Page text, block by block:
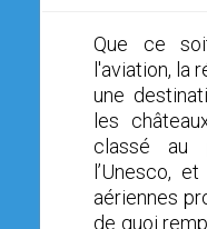
Que ce
l'aviation, la
une
les
classé au
l’Unesco,
aériennes
de quoi